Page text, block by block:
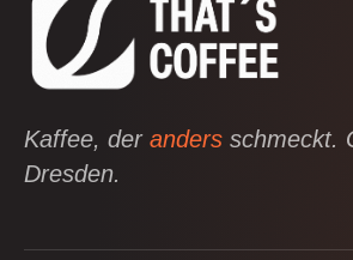
Kaffee, der anders schmeckt.
Dresden.